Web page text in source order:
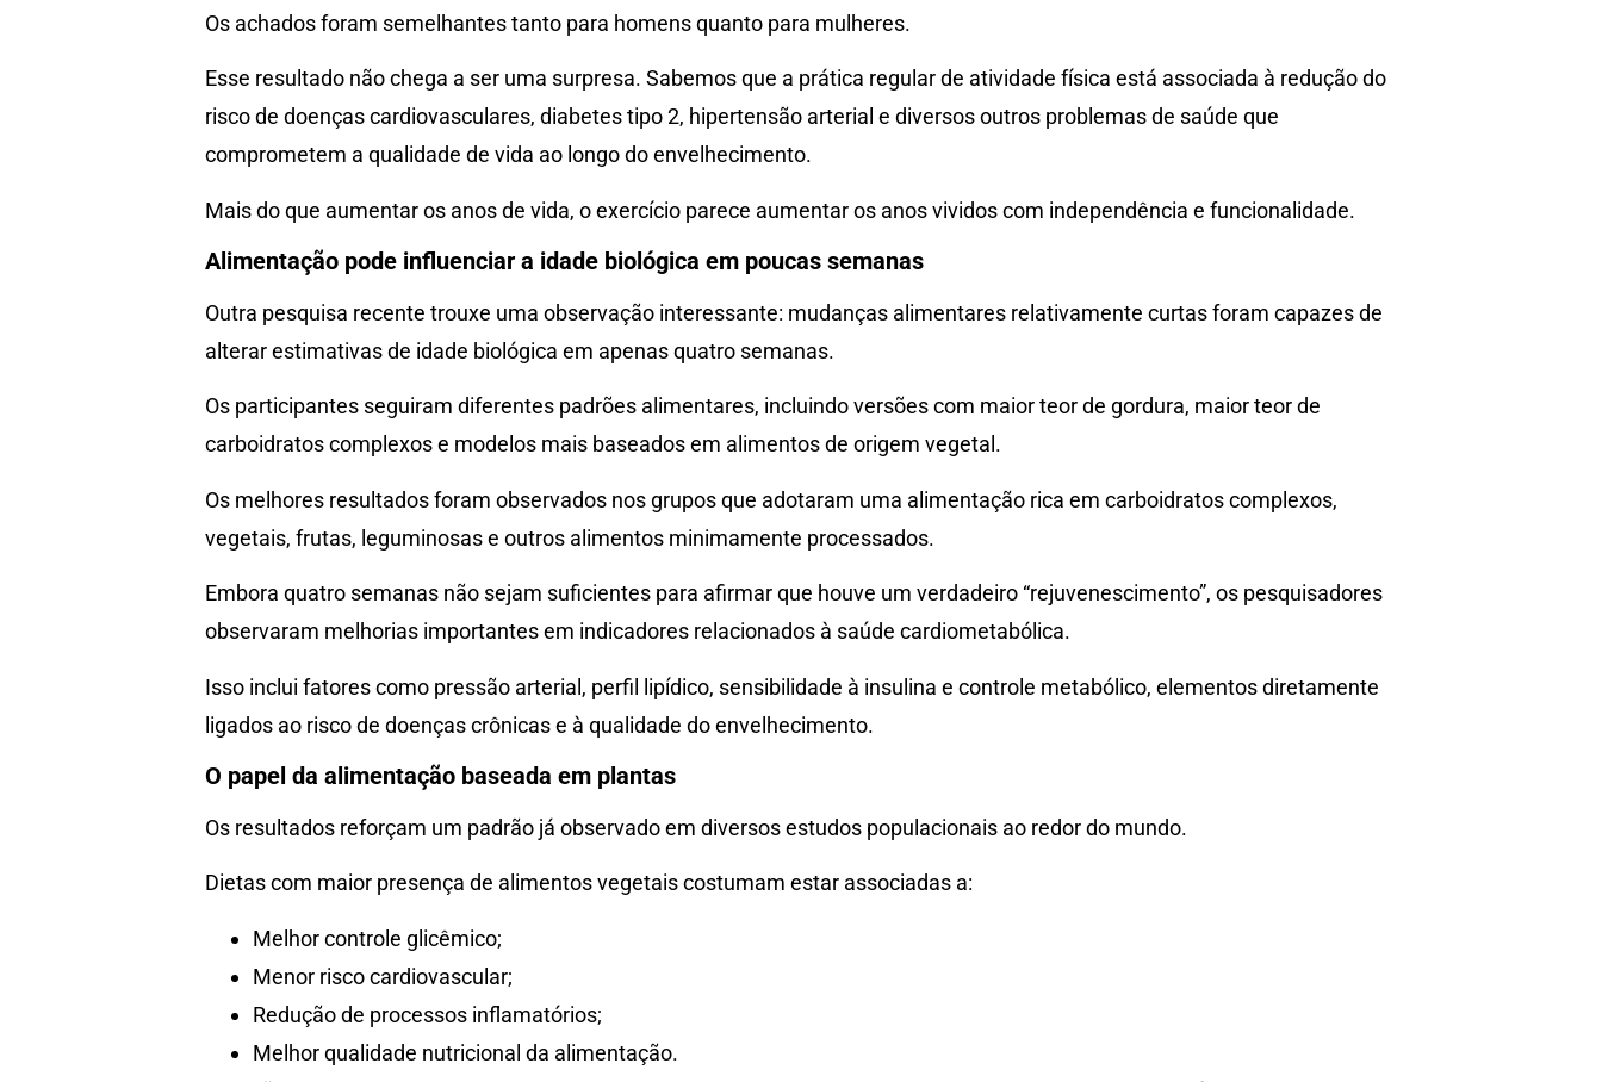
Os achados foram semelhantes tanto para homens quanto para mulheres.
Esse resultado não chega a ser uma surpresa. Sabemos que a prática regular de atividade física está associada à redução do
risco de doenças cardiovasculares, diabetes tipo 2, hipertensão arterial e diversos outros problemas de saúde que
comprometem a qualidade de vida ao longo do envelhecimento.
Mais do que aumentar os anos de vida, o exercício parece aumentar os anos vividos com independência e funcionalidade.
Alimentação pode influenciar a idade biológica em poucas semanas
Outra pesquisa recente trouxe uma observação interessante: mudanças alimentares relativamente curtas foram capazes de
alterar estimativas de idade biológica em apenas quatro semanas.
Os participantes seguiram diferentes padrões alimentares, incluindo versões com maior teor de gordura, maior teor de
carboidratos complexos e modelos mais baseados em alimentos de origem vegetal.
Os melhores resultados foram observados nos grupos que adotaram uma alimentação rica em carboidratos complexos,
vegetais, frutas, leguminosas e outros alimentos minimamente processados.
Embora quatro semanas não sejam suficientes para afirmar que houve um verdadeiro “rejuvenescimento”, os pesquisadores
observaram melhorias importantes em indicadores relacionados à saúde cardiometabólica.
Isso inclui fatores como pressão arterial, perfil lipídico, sensibilidade à insulina e controle metabólico, elementos diretamente
ligados ao risco de doenças crônicas e à qualidade do envelhecimento.
O papel da alimentação baseada em plantas
Os resultados reforçam um padrão já observado em diversos estudos populacionais ao redor do mundo.
Dietas com maior presença de alimentos vegetais costumam estar associadas a:
Melhor controle glicêmico;
Menor risco cardiovascular;
Redução de processos inflamatórios;
Melhor qualidade nutricional da alimentação.